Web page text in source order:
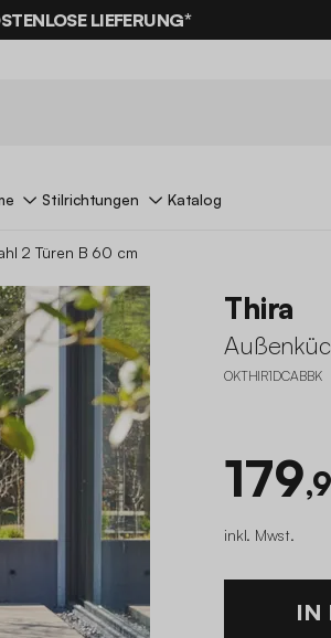
LIEFERUNG*
Stilrichtungen Katalog
2 Türen B 60 cm
Thira
OKTHIR1DCABBK
179
inkl. Mwst.
IN